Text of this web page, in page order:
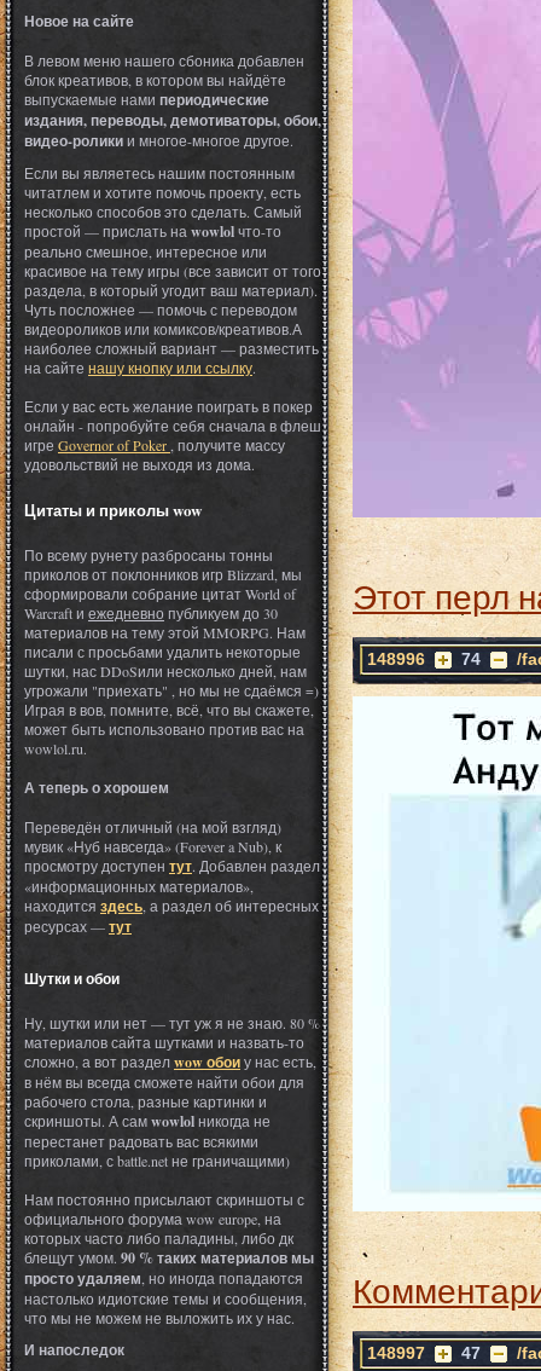
Новое на сайте
В левом меню нашего сбоника добавлен
блок креативов, в котором вы найдёте
выпускаемые нами периодические
издания, переводы, демотиваторы, обои,
видео-роликии многое-многое другое.
Если вы являетесь нашим постоянным
читатлем и хотите помочь проекту, есть
несколько способов это сделать. Самый
простой — прислать на wowlolчто-то
реально смешное, интересное или
красивое на тему игры (все зависит от того
раздела, в который угодит ваш материал).
Чуть посложнее — помочь с переводом
видеороликов или комиксов/креативов.А
наиболее сложный вариант — разместить
на сайте нашу кнопку или ссылку.
Если у вас есть желание поиграть в покер
онлайн - попробуйте себя сначала в флеш
игре Governor of Poker , получите массу
удовольствий не выходя из дома.
Цитаты и приколы wow
По всему рунету разбросаны тонны
приколов от поклонников игр Blizzard, мы
сформировали собрание цитат World of
Warcraft и ежедневно публикуем до 30
материалов на тему этой MMORPG. Нам
писали с просьбами удалить некоторые
шутки, нас DDoSили несколько дней, нам
угрожали "приехать" , но мы не сдаёмся =)
Играя в вов, помните, всё, что вы скажете,
может быть использовано против вас на
wowlol.ru.
А теперь о хорошем
Переведён отличный (на мой взгляд)
мувик «Нуб навсегда» (Forever a Nub), к
просмотру доступен тут. Добавлен раздел
«информационных материалов»,
находится здесь , а раздел об интересных
ресурсах —тут
Шутки и обои
Ну, шутки или нет — тут уж я не знаю. 80 %
материалов сайта шутками и назвать-то
сложно, а вот разделwow обоиу нас есть,
в нём вы всегда сможете найти обои для
рабочего стола, разные картинки и
скриншоты. А самwowlolникогда не
перестанет радовать вас всякими
приколами, с battle.net не граничащими)
Нам постоянно присылают скриншоты с
официального форума wow europe, на
которых часто либо паладины, либо дк
блещут умом. 90 % таких материалов мы
просто удаляем , но иногда попадаются
настолько идиотские темы и сообщения,
что мы не можем не выложить их у нас.
И напоследок
Этот перл
148996 74 /
148997 47 /